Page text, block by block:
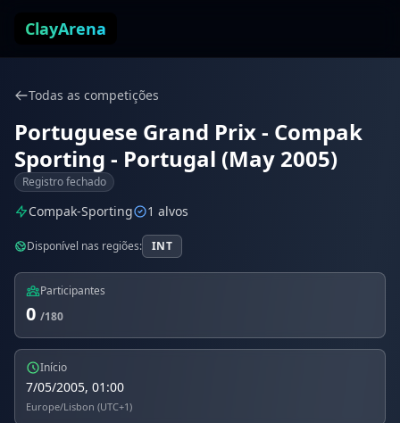
ClayArena
Todas as competições
Portuguese Grand Prix - Compak
Sporting - Portugal (May 2005)
Registro fechado
Compak-Sporting 1 alvos
Disponível nas regiões: INT
Participantes
0 /180
Início
7/05/2005, 01:00
Europe/Lisbon (UTC+1)